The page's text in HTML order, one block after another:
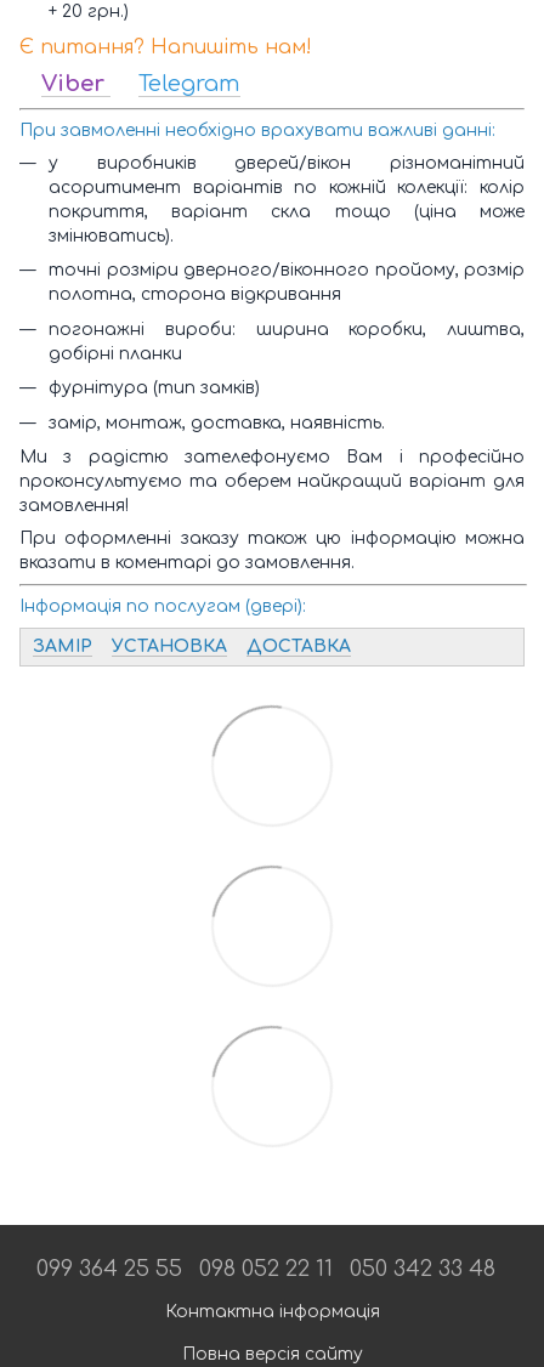
+ 20 грн.)
Є питання? Напишіть нам!
Viber Telegram
При завмоленні необхідно врахувати важливі данні:
у виробників дверей/вікон різноманітний
асоритимент варіантів по кожній колекції: колір
покриття, варіант скла тощо (ціна може
змінюватись).
точні розміри дверного/віконного пройому, розмір
полотна, сторона відкривання
погонажні вироби: ширина коробки, лиштва,
добірні планки
фурнітура (тип замків)
замір, монтаж, доставка, наявність.
Ми з радістю зателефонуємо Вам і професійно
проконсультуємо та оберем найкращий варіант для
замовлення!
При оформленні заказу також цю інформацію можна
вказати в коментарі до замовлення.
Інформація по послугам (двері):
ЗАМІР УСТАНОВКА ДОСТАВКА
099 364 25 55 098 052 22 11 050 342 33 48
Контактна інформація
Повна версія сайту